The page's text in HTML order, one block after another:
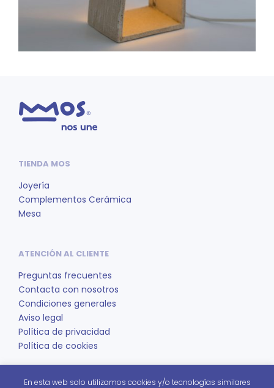
TIENDA MOS
Joyería
Complementos Cerámica
Mesa
ATENCIÓN AL CLIENTE
Preguntas frecuentes
Contacta con nosotros
Condiciones generales
Aviso legal
Política de privacidad
Política de cookies
REDES SOCIALES
En esta web solo utilizamos cookies y/o tecnologías similares